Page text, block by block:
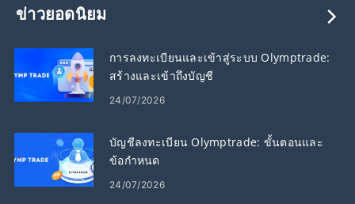
ข่าวยอดนิยม
การลงทะเบียนและเข้าสู่ระบบ Olymptrade:
สร้างและเข้าถึงบัญชี
24/07/2026
บัญชีลงทะเบียน Olymptrade: ขั้นตอนและ
ข้อกำหนด
24/07/2026